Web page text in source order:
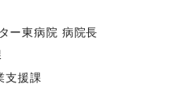
ー東病院 病院長
支援課